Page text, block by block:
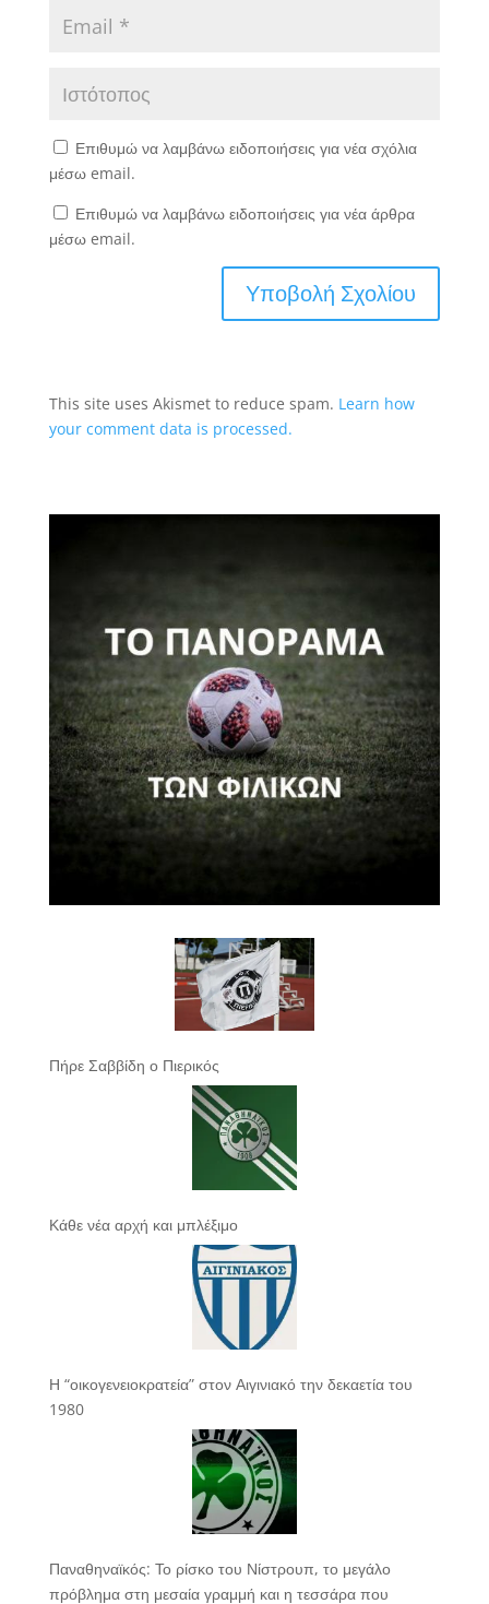
Επιθυμώ να λαμβάνω ειδοποιήσεις για νέα σχόλια
μέσω email.
Επιθυμώ να λαμβάνω ειδοποιήσεις για νέα άρθρα
μέσω email.
This site uses Akismet to reduce spam. Learn how
your comment data is processed.
Πήρε Σαββίδη ο Πιερικός
Κάθε νέα αρχή και μπλέξιμο
Η “οικογενειοκρατεία” στον Αιγινιακό την δεκαετία του
1980
Παναθηναϊκός: Το ρίσκο του Νίστρουπ, το μεγάλο
πρόβλημα στη μεσαία γραμμή και η τεσσάρα που